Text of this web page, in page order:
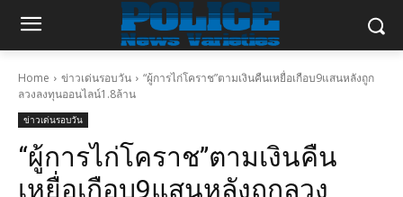
Home ข่าวเด่นรอบวัน
“ผู้การไก่โคราช”ตามเงินคืนเหยื่อเกือบ9แสนหลังถูก
ลวงลงทุนออนไลน์1.8ล้าน
ข่าวเด่นรอบวัน
“ผู้การไก่โคราช”ตามเงินคืน
เหยื่อเกือบ9แสนหลังถูกลวง